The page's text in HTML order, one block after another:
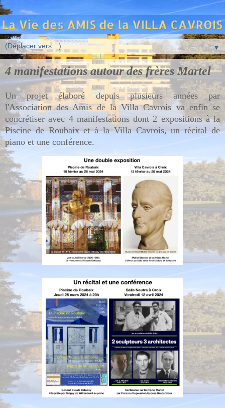
▼
4 manifestations autour des frères Martel
Un projet élaboré depuis plusieurs années par
l'Association des Amis de la Villa Cavrois va enfin se
concrétiser avec 4 manifestations dont 2 expositions à la
Piscine de Roubaix et à la Villa Cavrois, un récital de
piano et une conférence.